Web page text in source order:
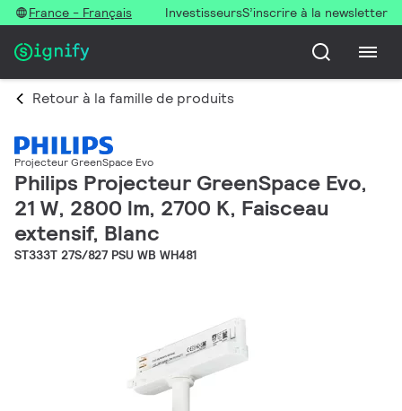
France - Français InvestisseursS’inscrire à la newsletter
Retour à la famille de produits
Projecteur GreenSpace Evo
Philips Projecteur GreenSpace Evo,
21 W, 2800 lm, 2700 K, Faisceau
extensif, Blanc
ST333T 27S/827 PSU WB WH481